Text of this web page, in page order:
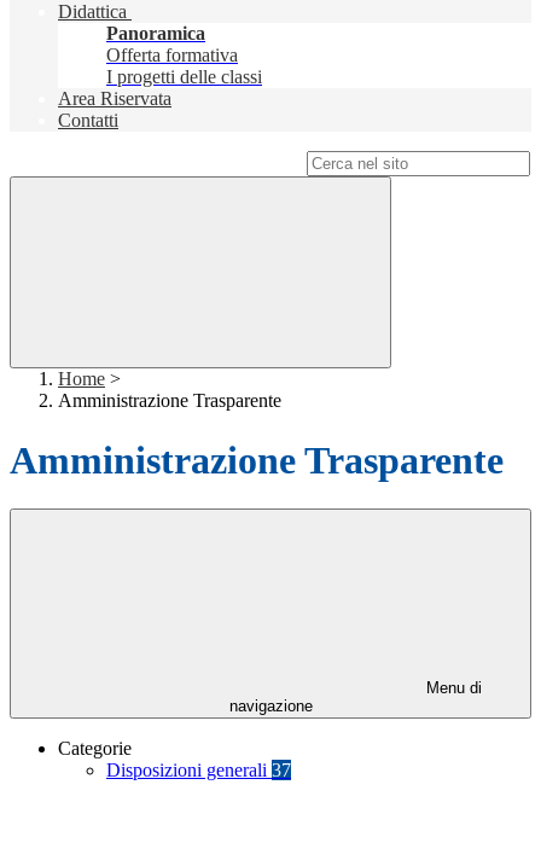
Didattica
Panoramica
Offerta formativa
I progetti delle classi
Area Riservata
Contatti
Home >
Amministrazione Trasparente
Amministrazione Trasparente
Menu di
navigazione
Categorie
Disposizioni generali 37